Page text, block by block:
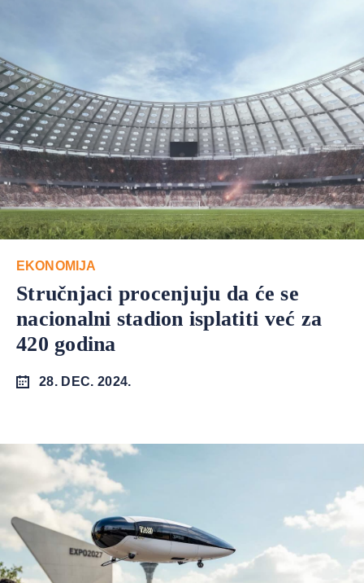
EKONOMIJA
Stručnjaci procenjuju da će se
nacionalni stadion isplatiti već za
420 godina
28. DEC. 2024.